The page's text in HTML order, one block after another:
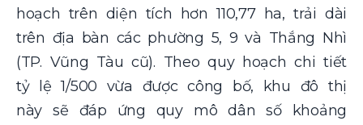
hoạch trên diện tích hơn 110,77 ha, trải dài
trên địa bàn các phường 5, 9 và Thắng Nhì
(TP. Vũng Tàu cũ). Theo quy hoạch chi tiết
tỷ lệ 1/500 vừa được công bố, khu đô thị
này sẽ đáp ứng quy mô dân số khoảng